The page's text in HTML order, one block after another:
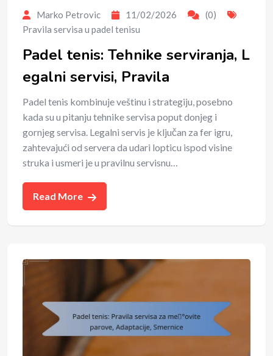
Marko Petrovic 11/02/2026
(0)
Pravila servisa u padel tenisu
Padel tenis: Tehnike serviranja, L
egalni servisi, Pravila
Padel tenis kombinuje veštinu i strategiju, posebno
kada su u pitanju tehnike servisa poput donjeg i
gornjeg servisa. Legalni servis je ključan za fer igru,
zahtevajući od servera da udari lopticu ispod visine
struka i usmeri je u pravilnu servisnu…
Read More